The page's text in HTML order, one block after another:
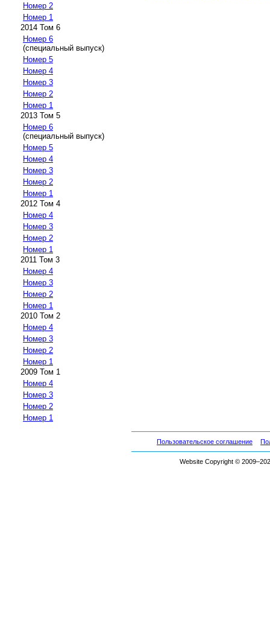
Номер 2
Номер 1
2014 Том 6
Номер 6
(специальный выпуск)
Номер 5
Номер 4
Номер 3
Номер 2
Номер 1
2013 Том 5
Номер 6
(специальный выпуск)
Номер 5
Номер 4
Номер 3
Номер 2
Номер 1
2012 Том 4
Номер 4
Номер 3
Номер 2
Номер 1
2011 Том 3
Номер 4
Номер 3
Номер 2
Номер 1
2010 Том 2
Номер 4
Номер 3
Номер 2
Номер 1
2009 Том 1
Номер 4
Номер 3
Номер 2
Номер 1
Пользовательское соглашение
Website Copyright ©